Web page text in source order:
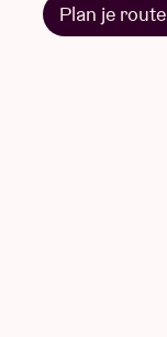
Plan je route